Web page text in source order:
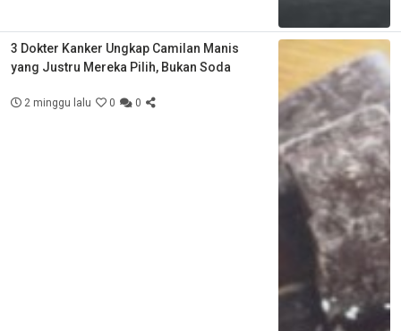
3 Dokter Kanker Ungkap Camilan Manis
yang Justru Mereka Pilih, Bukan Soda
2 minggu lalu 0 0